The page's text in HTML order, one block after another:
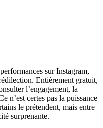
sur Instagram,
Entièrement gratuit,
l’engagement, la
n’est certes pas la puissance
le prétendent, mais entre
surprenante.